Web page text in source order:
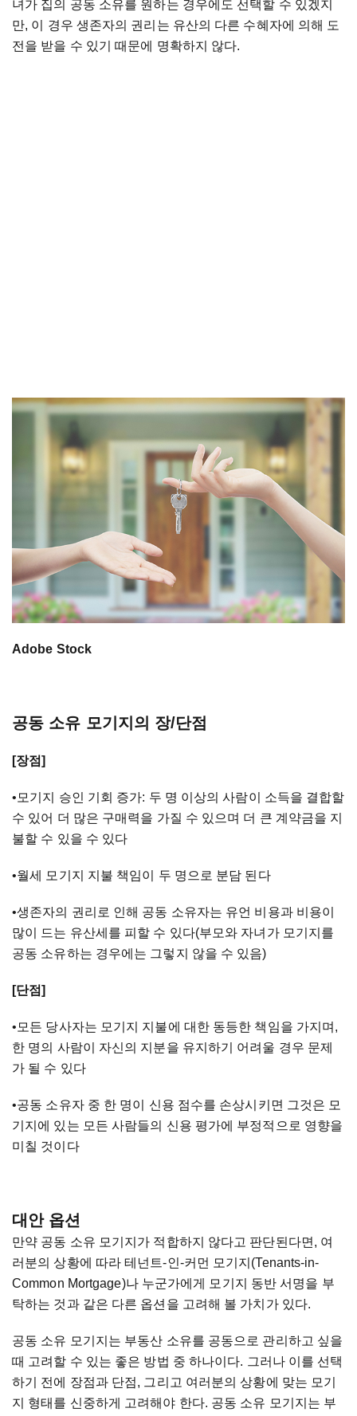
녀가 집의 공동 소유를 원하는 경우에도 선택할 수 있겠지
만, 이 경우 생존자의 권리는 유산의 다른 수혜자에 의해 도
전을 받을 수 있기 때문에 명확하지 않다.
Adobe Stock
공동 소유 모기지의 장/단점
[장점]
•모기지 승인 기회 증가: 두 명 이상의 사람이 소득을 결합할
수 있어 더 많은 구매력을 가질 수 있으며 더 큰 계약금을 지
불할 수 있을 수 있다
•월세 모기지 지불 책임이 두 명으로 분담 된다
•생존자의 권리로 인해 공동 소유자는 유언 비용과 비용이
많이 드는 유산세를 피할 수 있다(부모와 자녀가 모기지를
공동 소유하는 경우에는 그렇지 않을 수 있음)
[단점]
•모든 당사자는 모기지 지불에 대한 동등한 책임을 가지며,
한 명의 사람이 자신의 지분을 유지하기 어려울 경우 문제
가 될 수 있다
•공동 소유자 중 한 명이 신용 점수를 손상시키면 그것은 모
기지에 있는 모든 사람들의 신용 평가에 부정적으로 영향을
미칠 것이다
대안 옵션
만약 공동 소유 모기지가 적합하지 않다고 판단된다면, 여
러분의 상황에 따라 테넌트-인-커먼 모기지(Tenants-in-
Common Mortgage)나 누군가에게 모기지 동반 서명을 부
탁하는 것과 같은 다른 옵션을 고려해 볼 가치가 있다.
공동 소유 모기지는 부동산 소유를 공동으로 관리하고 싶을
때 고려할 수 있는 좋은 방법 중 하나이다. 그러나 이를 선택
하기 전에 장점과 단점, 그리고 여러분의 상황에 맞는 모기
지 형태를 신중하게 고려해야 한다. 공동 소유 모기지는 부